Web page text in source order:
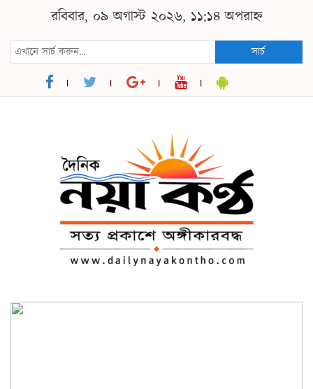
রবিবার, ০৯ অগাস্ট ২০২৬, ১১:১৪ অপরাহ্ন
সার্চ